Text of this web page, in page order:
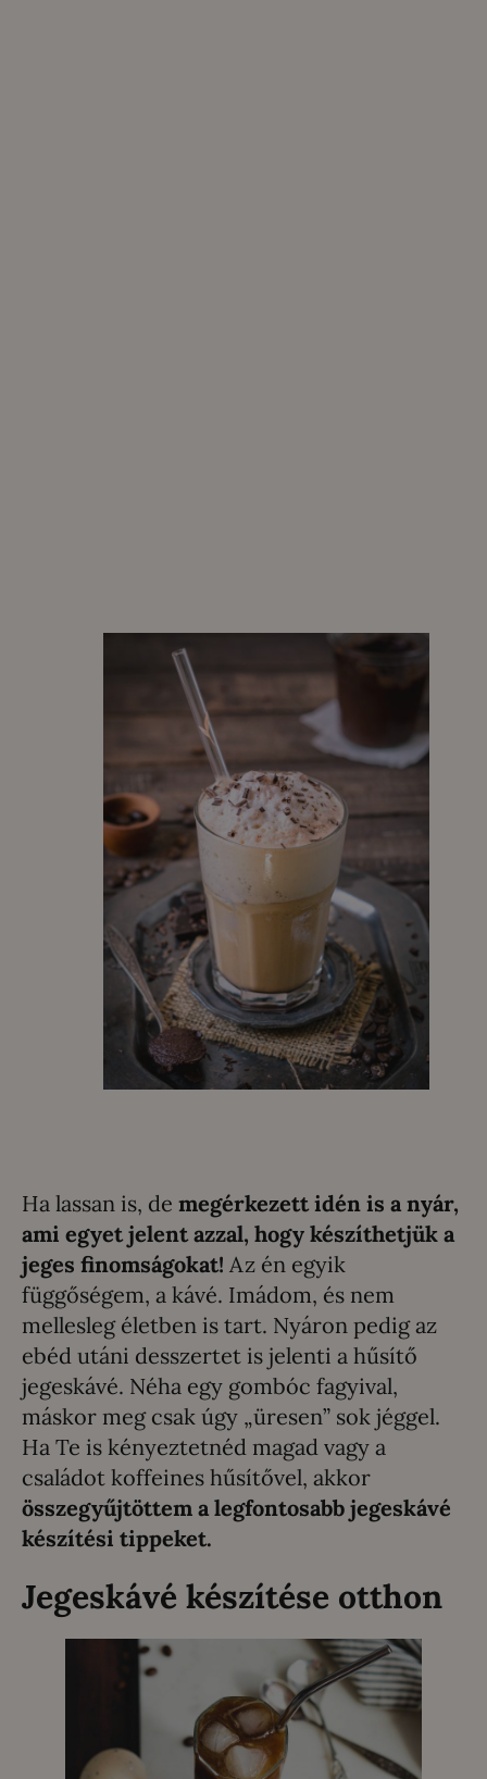
Ha lassan is, de megérkezett idén is a nyár,
ami egyet jelent azzal, hogy készíthetjük a
jeges finomságokat! Az én egyik
függőségem, a kávé. Imádom, és nem
mellesleg életben is tart. Nyáron pedig az
ebéd utáni desszertet is jelenti a hűsítő
jegeskávé. Néha egy gombóc fagyival,
máskor meg csak úgy „üresen” sok jéggel.
Ha Te is kényeztetnéd magad vagy a
családot koffeines hűsítővel, akkor
összegyűjtöttem a legfontosabb jegeskávé
készítési tippeket.
Jegeskávé készítése otthon